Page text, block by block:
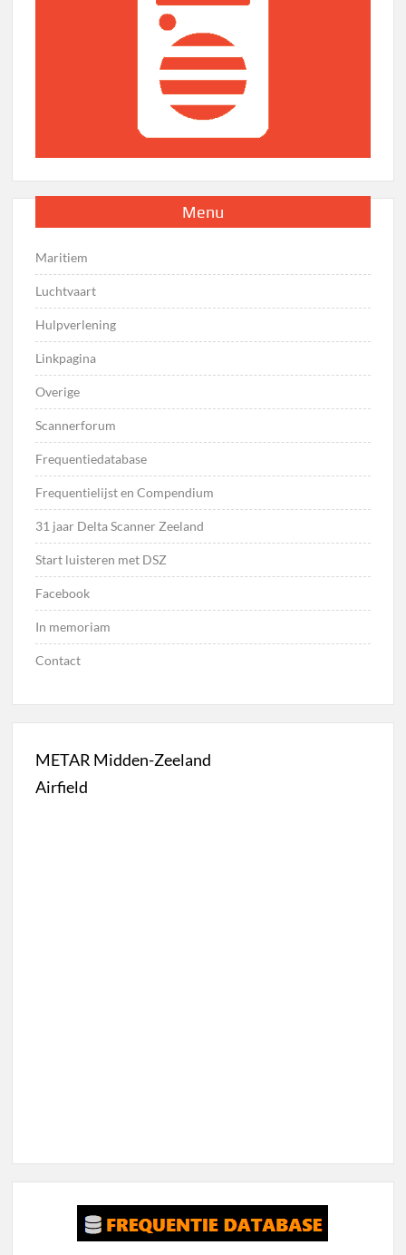
Menu
Maritiem
Luchtvaart
Hulpverlening
Linkpagina
Overige
Scannerforum
Frequentiedatabase
Frequentielijst en Compendium
31 jaar Delta Scanner Zeeland
Start luisteren met DSZ
Facebook
In memoriam
Contact
METAR Midden-Zeeland
Airfield